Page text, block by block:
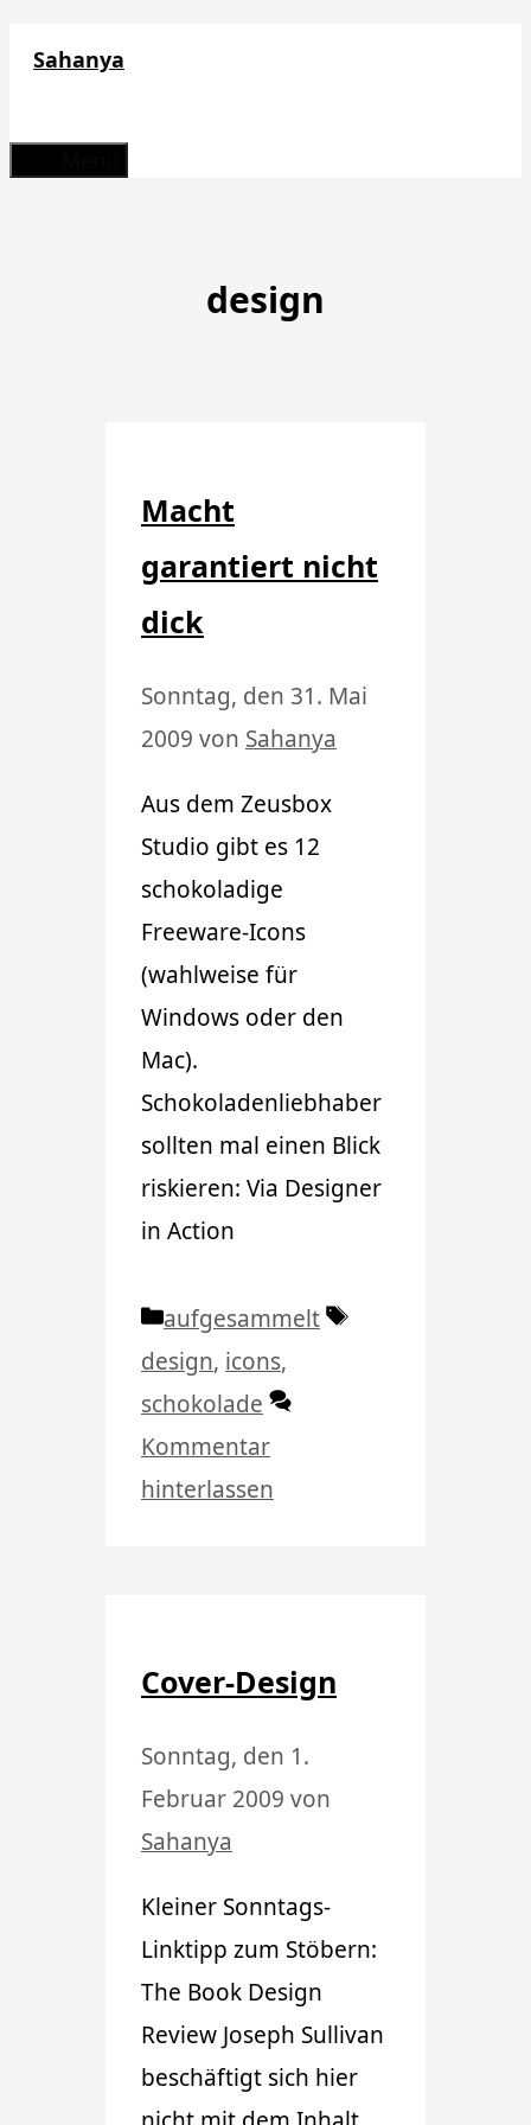
Sahanya
design
Macht
garantiert nicht
dick
Sonntag, den 31. Mai
2009 von Sahanya
Aus dem Zeusbox
Studio gibt es 12
schokoladige
Freeware-Icons
(wahlweise für
Windows oder den
Mac).
Schokoladenliebhaber
sollten mal einen Blick
riskieren: Via Designer
in Action
Kategorien
aufgesammelt
Schlagwörter
design, icons,
schokolade
Kommentar
hinterlassen
Cover-Design
Sonntag, den 1.
Februar 2009 von
Sahanya
Kleiner Sonntags-
Linktipp zum Stöbern:
The Book Design
Review Joseph Sullivan
beschäftigt sich hier